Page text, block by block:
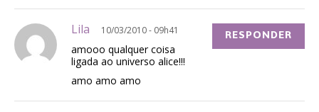
Lila 10/03/2010 - 09h41
amooo qualquer coisa
ligada ao universo alice!!!
amo amo amo
RESPONDER